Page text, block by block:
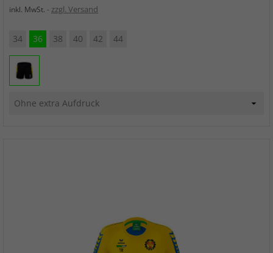
inkl. MwSt. zzgl. Versand
34 36 38 40 42 44